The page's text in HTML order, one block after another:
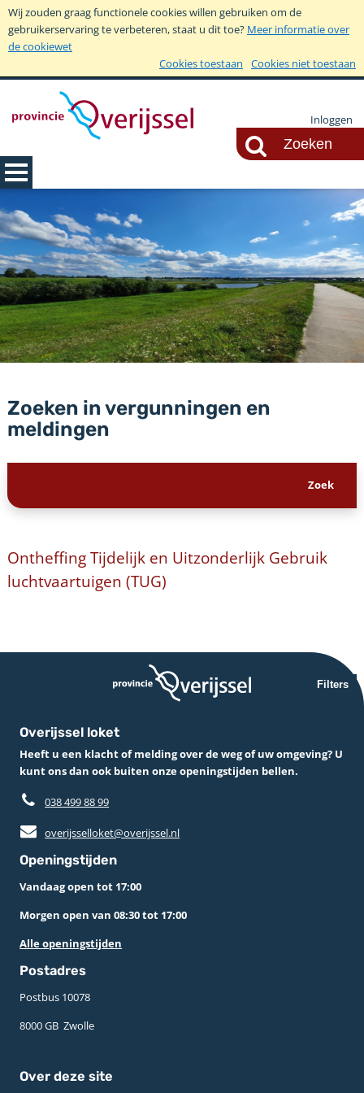
Wij zouden graag functionele cookies willen gebruiken om de
gebruikerservaring te verbeteren, staat u dit toe? Meer informatie over
de cookiewet
Cookies toestaan
Cookies niet toestaan
Inloggen
Zoeken in vergunningen en
meldingen
Ontheffing Tijdelijk en Uitzonderlijk Gebruik
luchtvaartuigen (TUG)
Filters
Overijssel loket
Heeft u een klacht of melding over de weg of uw omgeving? U
kunt ons dan ook buiten onze openingstijden bellen.
038 499 88 99
overijsselloket@overijssel.nl
Openingstijden
Vandaag open tot 17:00
Morgen open van 08:30 tot 17:00
Alle openingstijden
Postadres
Postbus 10078 ­
8000 GB ­ Zwolle
Over deze site